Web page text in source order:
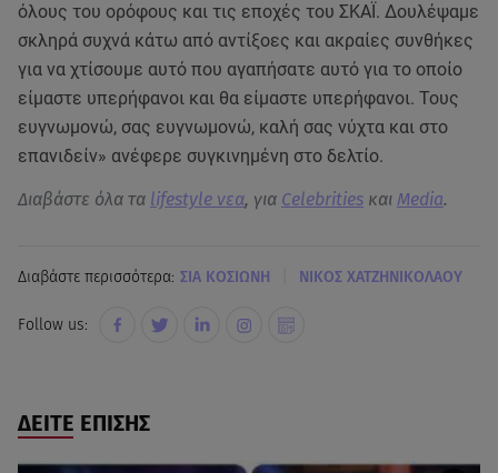
όλους του ορόφους και τις εποχές του ΣΚΑΪ. Δουλέψαμε
σκληρά συχνά κάτω από αντίξοες και ακραίες συνθήκες
για να χτίσουμε αυτό που αγαπήσατε αυτό για το οποίο
είμαστε υπερήφανοι και θα είμαστε υπερήφανοι. Τους
ευγνωμονώ, σας ευγνωμονώ, καλή σας νύχτα και στο
επανιδείν» ανέφερε συγκινημένη στο δελτίο.
Διαβάστε όλα τα lifestyle νεα, για Celebrities και Media.
Διαβάστε περισσότερα: ΣΙΑ ΚΟΣΙΩΝΗ ΝΙΚΟΣ ΧΑΤΖΗΝΙΚΟΛΑΟΥ
Follow us:
ΔΕΙΤΕ ΕΠΙΣΗΣ